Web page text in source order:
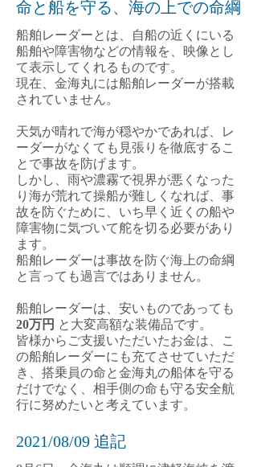
命と船を守る、海の上での命綱
船舶レーダーとは、自船の近くにいる
船舶や障害物などの情報を、映像とし
て表示してくれるものです。
現在、金海丸には船舶レーダーが搭載
されていません。
天気が晴れで海が穏やかであれば、レ
ーダーがなくても見張りを徹底するこ
とで事故を防げます。
しかし、雨や濃霧で視界が悪くなった
り海が荒れて操船が難しくなれば、事
故を防ぐために、いち早く近くの船や
障害物に気づいて舵を切る必要があり
ます。
船舶レーダーは事故を防ぐ海上の命綱
と言っても過言ではありません。
船舶レーダーは、安いものであっても
20万円 と大変高額な装備品です。
​皆様からご支援いただいたお金は、こ
の船舶レーダーにも充てさせていただ
き、搭乗員の命と金海丸の船体を守る
だけでなく、相手側の命も守る安全航
行に努めたいと考えています。
​2021/08/09 追記